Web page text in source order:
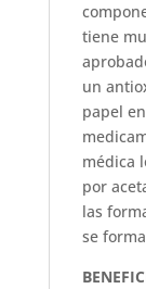
tiene
un
papel
médica
por
las
se